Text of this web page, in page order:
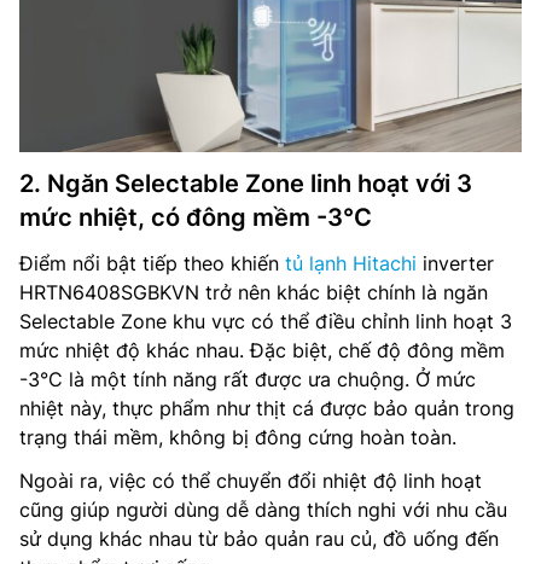
2. Ngăn Selectable Zone linh hoạt với 3
mức nhiệt, có đông mềm -3°C
Điểm nổi bật tiếp theo khiến tủ lạnh Hitachi inverter
HRTN6408SGBKVN trở nên khác biệt chính là ngăn
Selectable Zone khu vực có thể điều chỉnh linh hoạt 3
mức nhiệt độ khác nhau. Đặc biệt, chế độ đông mềm
-3°C là một tính năng rất được ưa chuộng. Ở mức
nhiệt này, thực phẩm như thịt cá được bảo quản trong
trạng thái mềm, không bị đông cứng hoàn toàn.
Ngoài ra, việc có thể chuyển đổi nhiệt độ linh hoạt
cũng giúp người dùng dễ dàng thích nghi với nhu cầu
sử dụng khác nhau từ bảo quản rau củ, đồ uống đến